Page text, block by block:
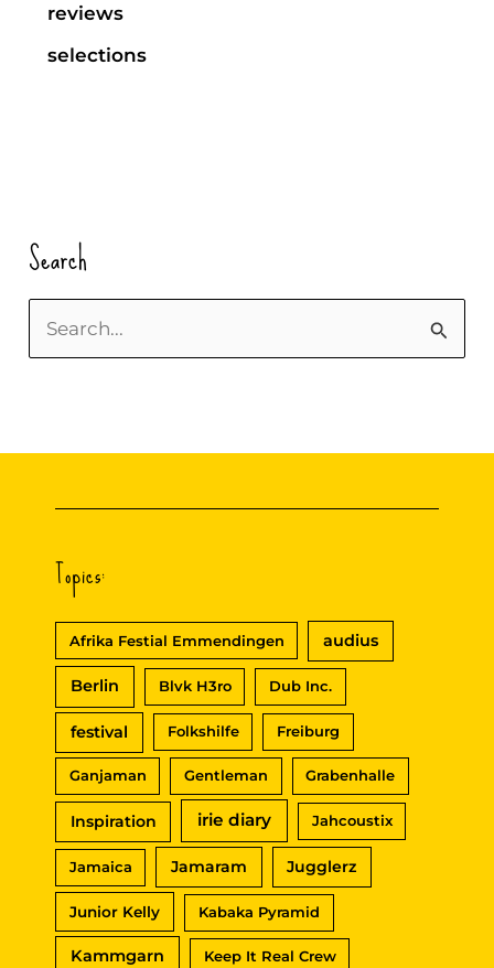
reviews
selections
Search
u
Topics:
Afrika Festial Emmendingen audius
Berlin Blvk H3ro Dub Inc.
festival Folkshilfe Freiburg
Ganjaman Gentleman Grabenhalle
Inspiration irie diary Jahcoustix
Jamaica Jamaram Jugglerz
Junior Kelly Kabaka Pyramid
Kammgarn Keep It Real Crew